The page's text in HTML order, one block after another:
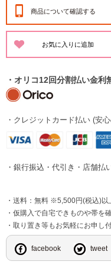
商品について確認する
・オリコ12回分割払い金利
・クレジットカード払い (安
・銀行振込・代引き・店舗払
・送料：無料 ※5,500円(税込)以
・仮購入で自宅できものや帯を
・取り置き等もお気軽にお申し
facebook tweet